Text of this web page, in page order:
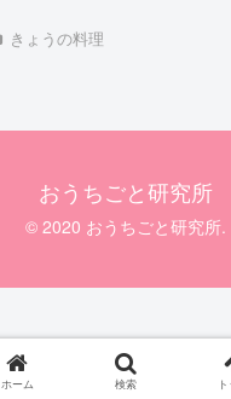
きょうの料理
おうちごと研究所
© 2020 おうちごと研究所.
ホーム 検索